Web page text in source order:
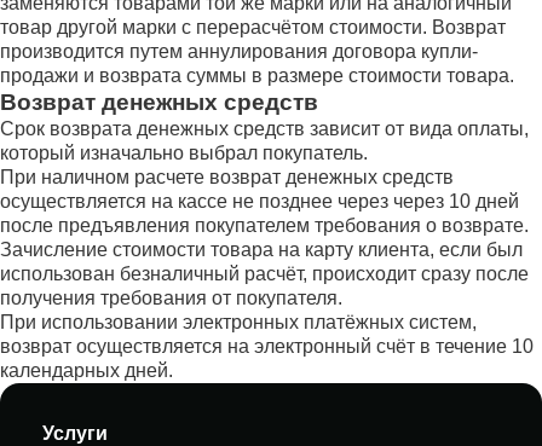
товар другой марки с перерасчётом стоимости. Возврат
производится путем аннулирования договора купли-
продажи и возврата суммы в размере стоимости товара.
Возврат денежных средств
Срок возврата денежных средств зависит от вида оплаты,
который изначально выбрал покупатель.
При наличном расчете возврат денежных средств
осуществляется на кассе не позднее через через 10 дней
после предъявления покупателем требования о возврате.
Зачисление стоимости товара на карту клиента, если был
использован безналичный расчёт, происходит сразу после
получения требования от покупателя.
При использовании электронных платёжных систем,
возврат осуществляется на электронный счёт в течение 10
календарных дней.
Услуги